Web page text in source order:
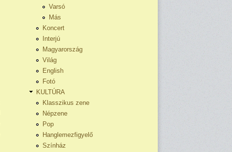
Varsó
Más
Koncert
Interjú
Magyarország
Világ
English
Fotó
KULTÚRA
Klasszikus zene
Népzene
Pop
Hanglemezfigyelő
Színház